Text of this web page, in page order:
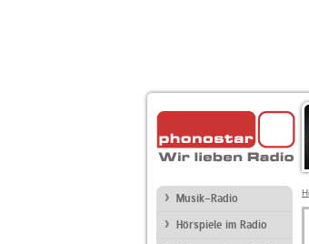
Musik-Radio
Hörspiele im Radio